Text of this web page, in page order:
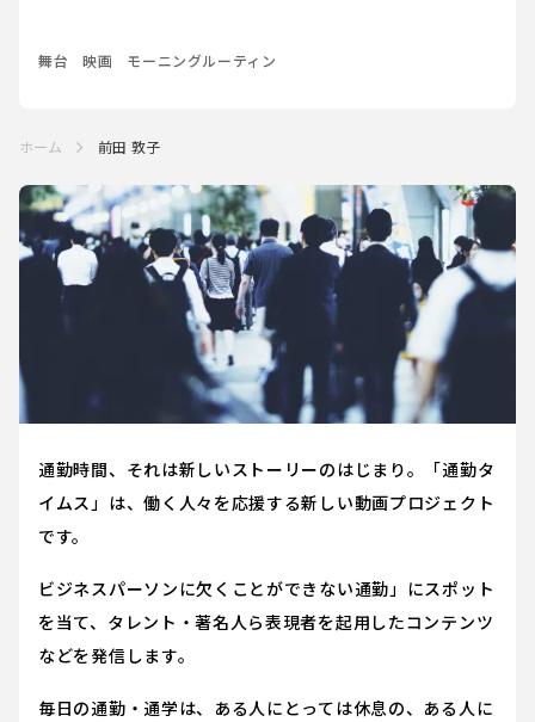
舞台 映画 モーニングルーティン
ホーム 前田 敦子
通勤時間、それは新しいストーリーのはじまり。「通勤タ
イムス」は、働く人々を応援する新しい動画プロジェクト
です。
ビジネスパーソンに欠くことができない通勤」にスポット
を当て、タレント・著名人ら表現者を起用したコンテンツ
などを発信します。
毎日の通勤・通学は、ある人にとっては休息の、ある人に